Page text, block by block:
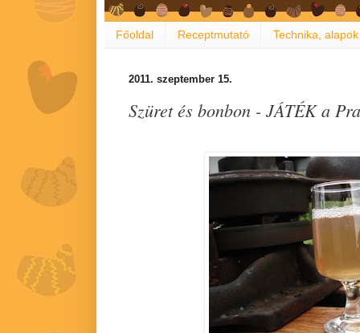
Főoldal Receptmutató Technika, alapok
2011. szeptember 15.
Szüret és bonbon - JÁTÉK a